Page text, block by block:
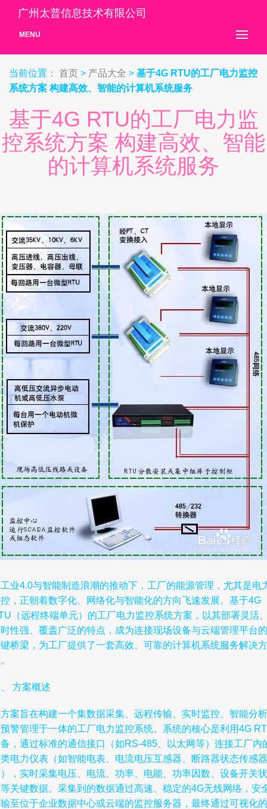
广州太普信息技术有限公司
MENU
当前位置： 首页 > 产品大全 > 基于4G RTU的工厂电力监控
系统方案 构建高效、智能的计算机系统服务
基于4G RTU的工厂电力监
控系统方案 构建高效、智能
的计算机系统服务
业4.0与智能制造浪潮的推动下，工厂的能源管理，尤其是电
，正朝着数字化、网络化与智能化的方向飞速发展。基于4G
（远程终端单元）的工厂电力监控系统方案，以其部署灵活
性强、覆盖广泛的特点，成为连接现场设备与云端管理平台的
桥梁，为工厂提供了一套高效、可靠的计算机系统服务解决方
方案概述
案旨在构建一个集数据采集、远程传输、实时监控、智能分析
警管理于一体的工厂电力监控系统。系统的核心是利用4G
，通过标准的通信接口（如RS-485、以太网等）连接工厂内
电力仪表（如智能电表、电流电压互感器、断路器状态传感器
，实时采集电压、电流、功率、电能、功率因数、设备开关状
关键数据。采集到的数据通过高速、稳定的4G无线网络，安
至位于企业数据中心或云端的监控服务器，最终通过可视化的